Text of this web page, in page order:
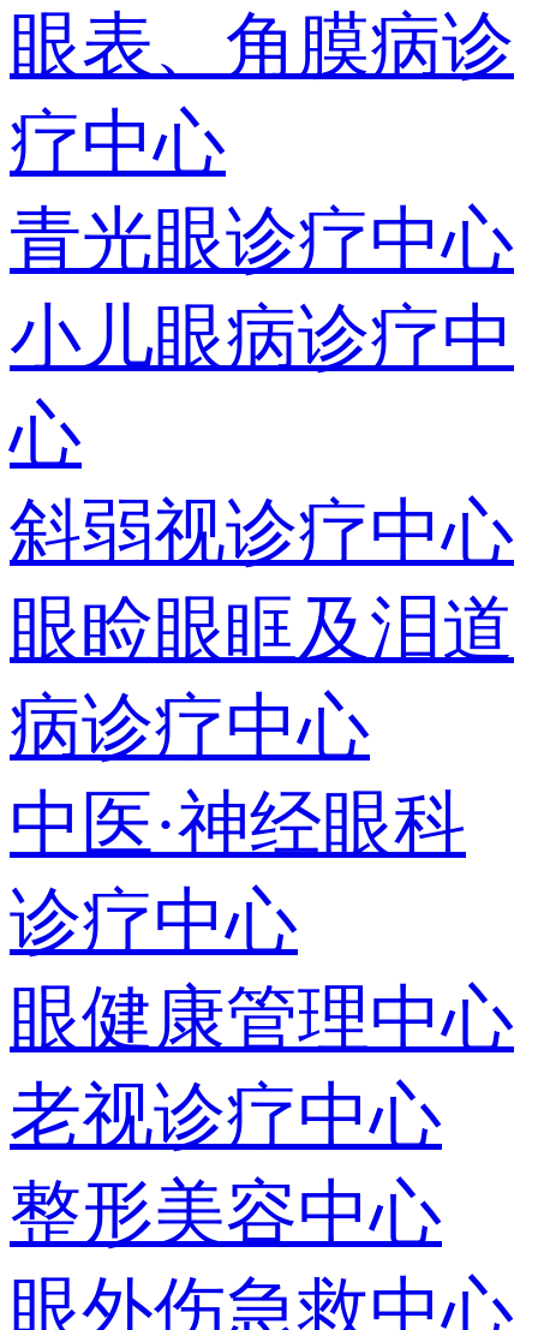
眼表、角膜病诊
疗中心
青光眼诊疗中心
小儿眼病诊疗中
心
斜弱视诊疗中心
眼睑眼眶及泪道
病诊疗中心
中医·神经眼科
诊疗中心
眼健康管理中心
老视诊疗中心
整形美容中心
眼外伤急救中心